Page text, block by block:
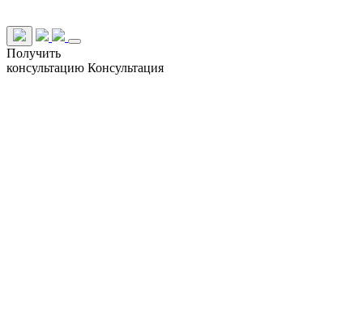
Получить
консультацию Консультация